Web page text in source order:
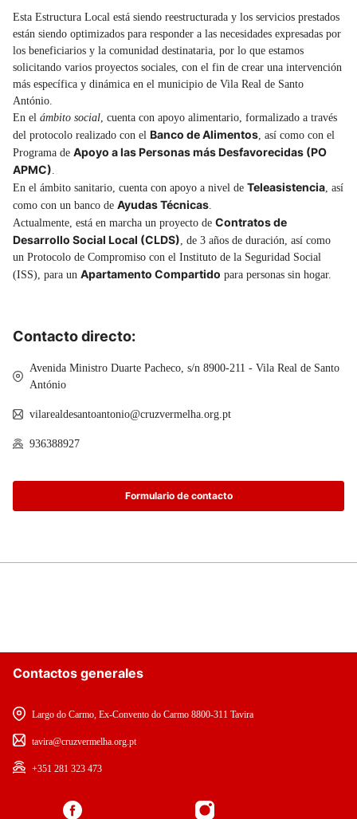
Esta Estructura Local está siendo reestructurada y los servicios prestados
están siendo optimizados para responder a las necesidades expresadas por
los beneficiarios y la comunidad destinataria, por lo que estamos
solicitando varios proyectos sociales, con el fin de crear una intervención
más específica y dinámica en el municipio de Vila Real de Santo
António.
En el ámbito social, cuenta con apoyo alimentario, formalizado a través
del protocolo realizado con el Banco de Alimentos, así como con el
Programa de Apoyo a las Personas más Desfavorecidas (PO
APMC).
En el ámbito sanitario, cuenta con apoyo a nivel de Teleasistencia, así
como con un banco de Ayudas Técnicas.
Actualmente, está en marcha un proyecto de Contratos de
Desarrollo Social Local (CLDS), de 3 años de duración, así como
un Protocolo de Compromiso con el Instituto de la Seguridad Social
(ISS), para un Apartamento Compartido para personas sin hogar.
Contacto directo:
Avenida Ministro Duarte Pacheco, s/n 8900-211 - Vila Real de Santo
António
vilarealdesantoantonio@cruzvermelha.org.pt
936388927
Formulario de contacto
Contactos generales
Largo do Carmo, Ex-Convento do Carmo 8800-311 Tavira
tavira@cruzvermelha.org.pt
+351 281 323 473